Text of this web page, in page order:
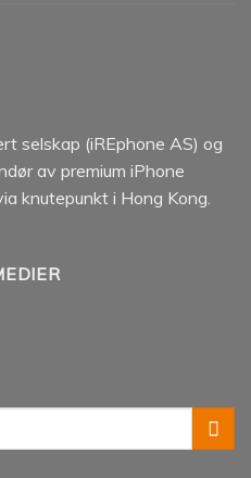
selskap (iREphone AS) og
av premium iPhone
knutepunkt i Hong Kong.